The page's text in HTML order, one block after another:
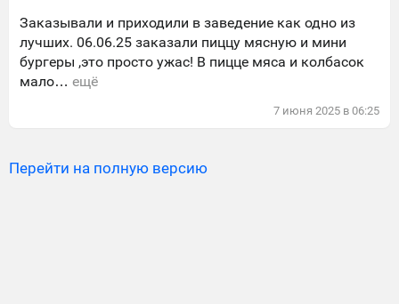
Заказывали и приходили в заведение как одно из
лучших. 06.06.25 заказали пиццу мясную и мини
бургеры ,это просто ужас! В пицце мяса и колбасок
мало… ещё
7 июня 2025 в 06:25
Перейти на полную версию